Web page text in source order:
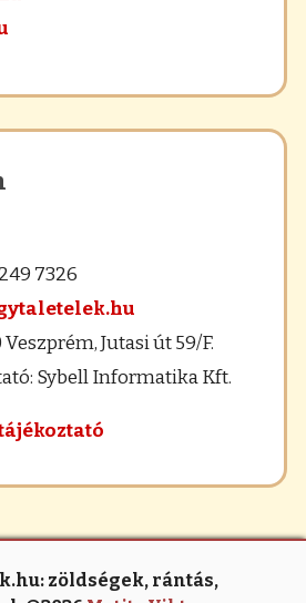
7326
Jutasi út 59/F.
Sybell Informatika Kft.
zöldségek, rántás,